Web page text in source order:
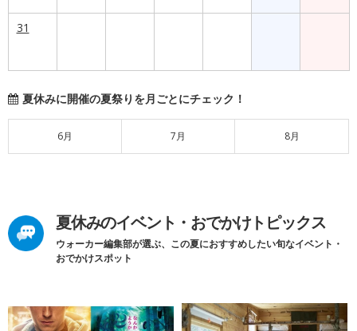
31
夏休みに開催の夏祭りを月ごとにチェック！
6月 7月 8月
夏休みのイベント・おでかけトピックス
ウォーカー編集部が選ぶ、この夏におすすめしたい旬なイベント・
おでかけスポット